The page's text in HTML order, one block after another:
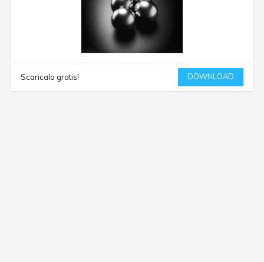
Scaricalo gratis! DOWNLOAD